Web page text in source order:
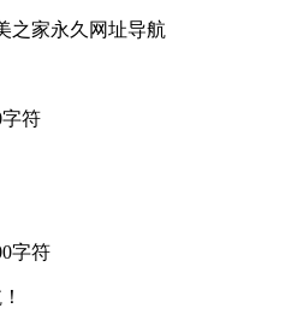
之家永久网址导航
符
字符